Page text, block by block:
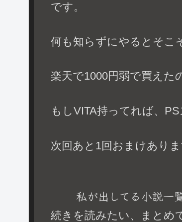
です。
何も知らずにやるとそこ
楽天で1000円弱で買えた
もしVITA持ってれば、
次回あと1回おまけありま
私が出してる小説一
続きを読みたい、まとめ